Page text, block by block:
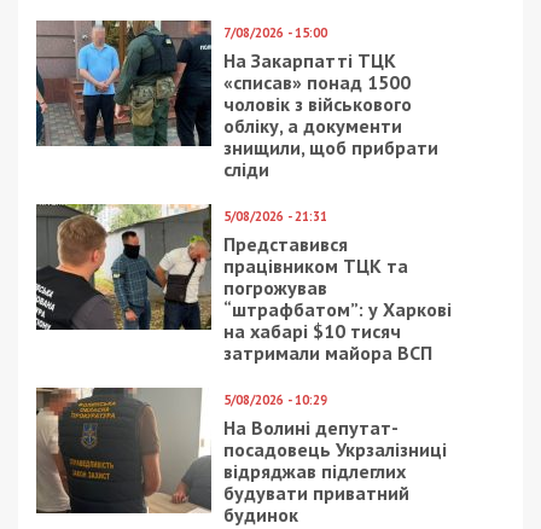
7/08/2026 - 15:00
На Закарпатті ТЦК
«списав» понад 1500
чоловік з військового
обліку, а документи
знищили, щоб прибрати
сліди
5/08/2026 - 21:31
Представився
працівником ТЦК та
погрожував
“штрафбатом”: у Харкові
на хабарі $10 тисяч
затримали майора ВСП
5/08/2026 - 10:29
На Волині депутат-
посадовець Укрзалізниці
відряджав підлеглих
будувати приватний
будинок